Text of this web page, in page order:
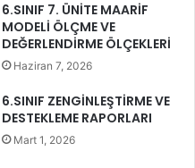
6.SINIF 7. ÜNİTE MAARİF
MODELİ ÖLÇME VE
DEĞERLENDİRME ÖLÇEKLERİ
Haziran 7, 2026
6.SINIF ZENGİNLEŞTİRME VE
DESTEKLEME RAPORLARI
Mart 1, 2026